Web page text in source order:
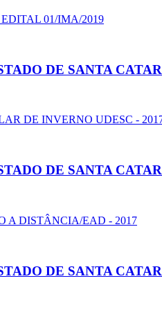
01/IMA/2019
DE SANTA
DE INVERNO UDESC -
DE SANTA
A DISTÂNCIA/EAD - 2017
DE SANTA